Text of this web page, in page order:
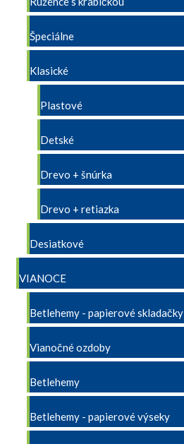
Špeciálne
Klasické
Plastové
Detské
Drevo + šnúrka
Drevo + retiazka
Desiatkové
VIANOCE
Betlehemy - papierové skladačky
Vianočné ozdoby
Betlehemy
Betlehemy - papierové výseky